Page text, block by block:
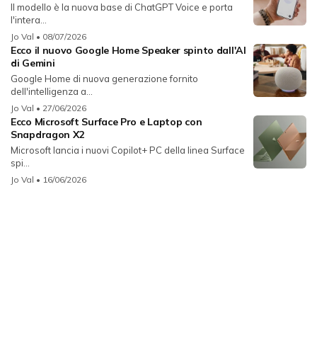
Il modello è la nuova base di ChatGPT Voice e porta
l'intera...
Jo Val • 08/07/2026
Ecco il nuovo Google Home Speaker spinto dall'AI
di Gemini
Google Home di nuova generazione fornito
dell'intelligenza a...
Jo Val • 27/06/2026
Ecco Microsoft Surface Pro e Laptop con
Snapdragon X2
Microsoft lancia i nuovi Copilot+ PC della linea Surface
spi...
Jo Val • 16/06/2026